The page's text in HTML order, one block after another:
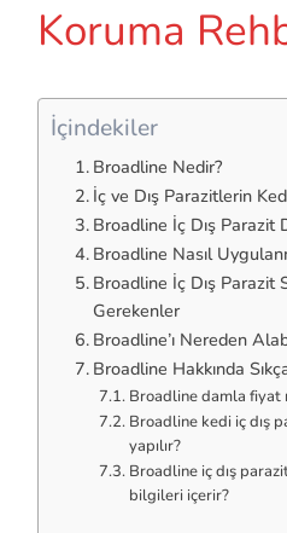
Koruma
İçindekiler
Broadline Nedir?
İç ve Dış Parazitlerin
Broadline İç Dış Parazit
Broadline Nasıl
Broadline İç Dış Parazit
Gerekenler
Broadline’ı Nereden
Broadline Hakkında
Broadline damla fiyat
Broadline kedi iç dış
yapılır?
Broadline iç dış
bilgileri içerir?